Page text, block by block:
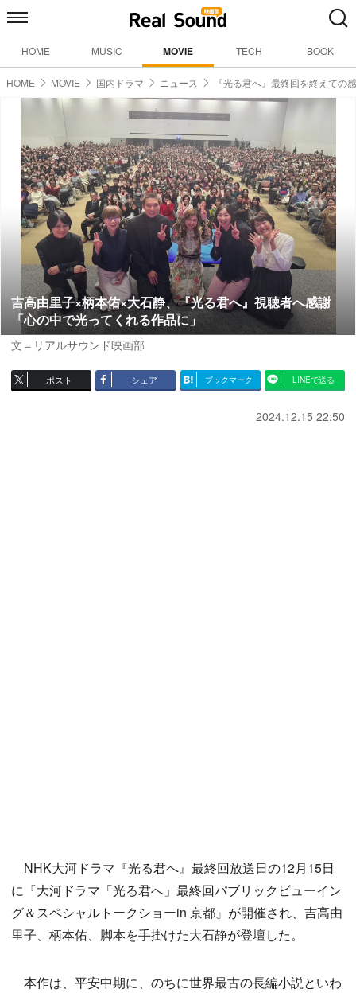
HOME MUSIC MOVIE TECH BOOK
HOME MOVIE 国内ドラマ ニュース 『光る君へ』最終回を終えての
吉高由里子×柄本佑×大石静、『光る君へ』視聴者へ感謝
「心の中で光ってくれる作品に」
文＝リアルサウンド映画部
ポスト シェア ブックマーク LINEで送る
2024.12.15 22:50
NHK大河ドラマ『光る君へ』最終回放送日の12月15日
に『大河ドラマ「光る君へ」最終回パブリックビューイン
グ＆スペシャルトークショーin 京都』が開催され、吉高由
里子、柄本佑、脚本を手掛けた大石静が登壇した。
本作は、平安中期に、のちに世界最古の長編小説といわ